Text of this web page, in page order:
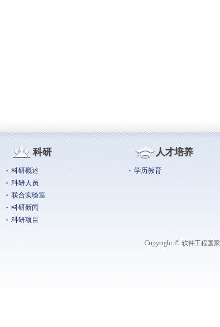
科研
• 科研概述
• 科研人员
• 联合实验室
• 科研新闻
• 科研项目
人才培养
• 学历教育
Copyright © 软件工程国